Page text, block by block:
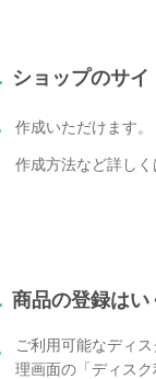
ショップのサイ
作成いただけます。
作成方法など詳しく
商品の登録はい
ご利用可能なディ
理画面の「ディスク